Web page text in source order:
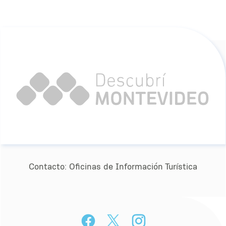
Contacto: Oﬁcinas de Información Turística